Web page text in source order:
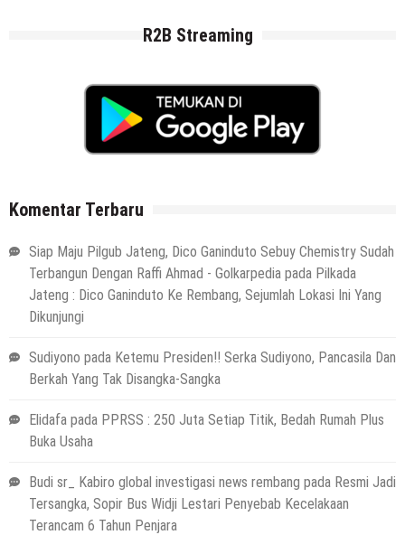
R2B Streaming
Komentar Terbaru
Siap Maju Pilgub Jateng, Dico Ganinduto Sebuy Chemistry Sudah
Terbangun Dengan Raffi Ahmad - Golkarpedia pada Pilkada
Jateng : Dico Ganinduto Ke Rembang, Sejumlah Lokasi Ini Yang
Dikunjungi
Sudiyono pada Ketemu Presiden!! Serka Sudiyono, Pancasila Dan
Berkah Yang Tak Disangka-Sangka
Elidafa pada PPRSS : 250 Juta Setiap Titik, Bedah Rumah Plus
Buka Usaha
Budi sr_ Kabiro global investigasi news rembang pada Resmi Jadi
Tersangka, Sopir Bus Widji Lestari Penyebab Kecelakaan
Terancam 6 Tahun Penjara